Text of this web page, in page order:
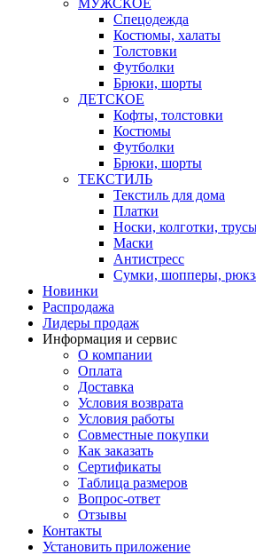
МУЖСКОЕ
Спецодежда
Костюмы, халаты
Толстовки
Футболки
Брюки, шорты
ДЕТСКОЕ
Кофты, толстовки
Костюмы
Футболки
Брюки, шорты
ТЕКСТИЛЬ
Текстиль для дома
Платки
Носки, колготки,
Маски
Антистресс
Сумки, шопперы,
Новинки
Распродажа
Лидеры продаж
Информация и сервис
О компании
Оплата
Доставка
Условия возврата
Условия работы
Совместные покупки
Как заказать
Сертификаты
Таблица размеров
Вопрос-ответ
Отзывы
Контакты
Установить приложение